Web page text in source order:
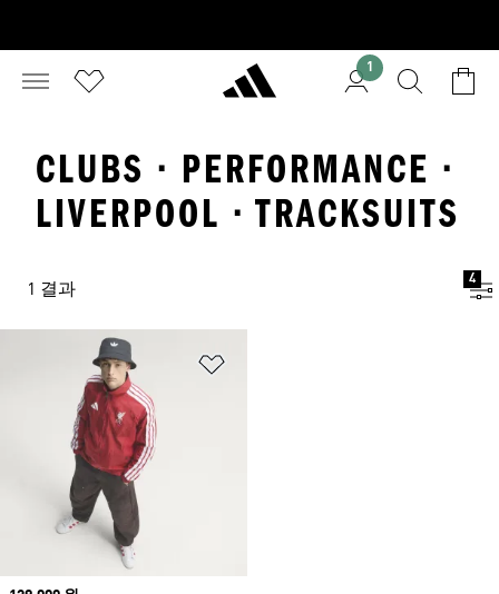
1
CLUBS · PERFORMANCE ·
LIVERPOOL · TRACKSUITS
1 결과
4